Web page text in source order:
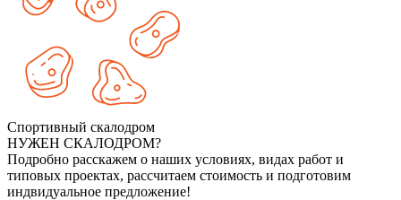
Спортивный скалодром
НУЖЕН СКАЛОДРОМ?
Подробно расскажем о наших условиях, видах работ и
типовых проектах, рассчитаем стоимость и подготовим
индвидуальное предложение!